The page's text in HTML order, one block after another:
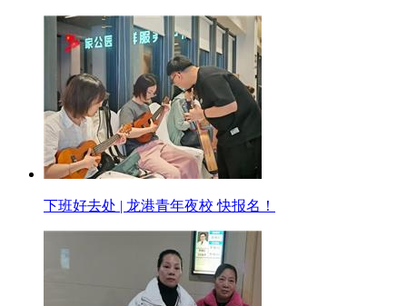
下班好去处 | 龙港青年夜校 快报名！